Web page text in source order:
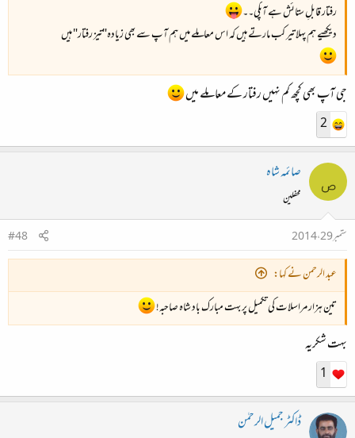
رفتار قابلِ ستائش ہے آپکی۔۔
دیکھیے ہم پہلا تیر کب مارتے ہیں کہ اس معاملے میں ہم آپ سے بھی زیادہ"تیز رفتار" ہیں
جی آپ بھی کچھ کم نہیں رفتار کے معاملے میں
2
ص صائمہ شاہ
محفلین
ستمبر 29، 2014
#48
عبد الرحمن نے کہا:
تین ہزار مراسلات کی تکمیل پر بہت مبارک باد شاہ صاحبہ!
بہت شکریہ
1
ڈاکٹر جمیل الرحمٰن